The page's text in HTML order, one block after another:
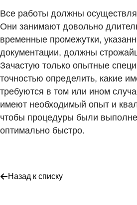
Все работы должны
Они занимают довольно
временные промежутки,
документации, должны
Зачастую только опытные
точностью определить, какие
требуются в том или ином
имеют необходимый опыт и
чтобы процедуры были
оптимально быстро.
Назад к списку